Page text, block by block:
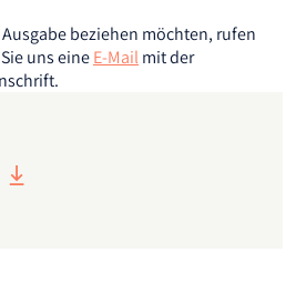
beziehen möchten, rufen
uns eineE-Mailmit der